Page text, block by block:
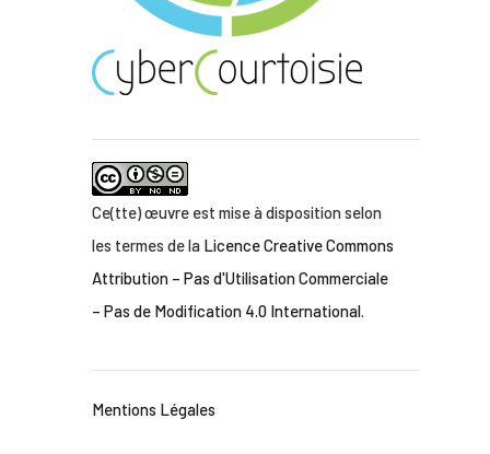
Ce(tte) œuvre est mise à disposition selon
les termes de la Licence Creative Commons
Attribution – Pas d'Utilisation Commerciale
– Pas de Modification 4.0 International
Mentions Légales